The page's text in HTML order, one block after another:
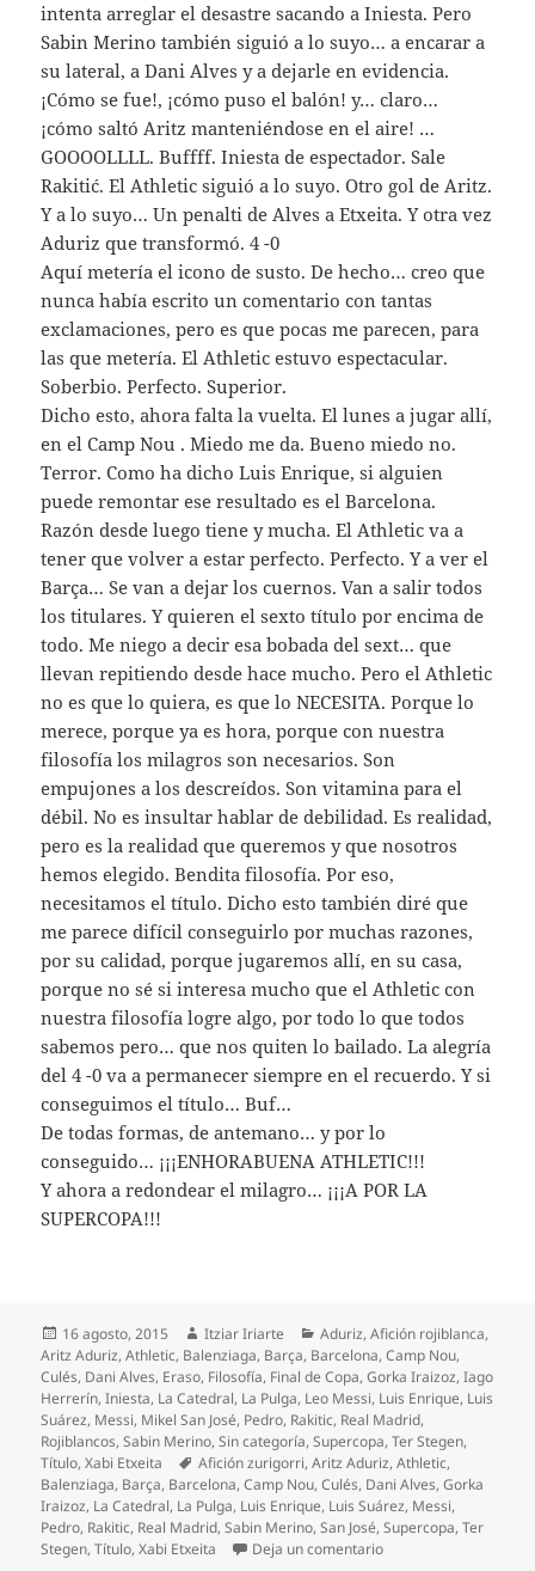
intenta arreglar el desastre sacando a Iniesta. Pero
Sabin Merino también siguió a lo suyo… a encarar a
su lateral, a Dani Alves y a dejarle en evidencia.
¡Cómo se fue!, ¡cómo puso el balón! y… claro…
¡cómo saltó Aritz manteniéndose en el aire! …
GOOOOLLLL. Buffff. Iniesta de espectador. Sale
Rakitić. El Athletic siguió a lo suyo. Otro gol de Aritz.
Y a lo suyo… Un penalti de Alves a Etxeita. Y otra vez
Aduriz que transformó. 4 -0
Aquí metería el icono de susto. De hecho… creo que
nunca había escrito un comentario con tantas
exclamaciones, pero es que pocas me parecen, para
las que metería. El Athletic estuvo espectacular.
Soberbio. Perfecto. Superior.
Dicho esto, ahora falta la vuelta. El lunes a jugar allí,
en el Camp Nou . Miedo me da. Bueno miedo no.
Terror. Como ha dicho Luis Enrique, si alguien
puede remontar ese resultado es el Barcelona.
Razón desde luego tiene y mucha. El Athletic va a
tener que volver a estar perfecto. Perfecto. Y a ver el
Barça… Se van a dejar los cuernos. Van a salir todos
los titulares. Y quieren el sexto título por encima de
todo. Me niego a decir esa bobada del sext… que
llevan repitiendo desde hace mucho. Pero el Athletic
no es que lo quiera, es que lo NECESITA. Porque lo
merece, porque ya es hora, porque con nuestra
filosofía los milagros son necesarios. Son
empujones a los descreídos. Son vitamina para el
débil. No es insultar hablar de debilidad. Es realidad,
pero es la realidad que queremos y que nosotros
hemos elegido. Bendita filosofía. Por eso,
necesitamos el título. Dicho esto también diré que
me parece difícil conseguirlo por muchas razones,
por su calidad, porque jugaremos allí, en su casa,
porque no sé si interesa mucho que el Athletic con
nuestra filosofía logre algo, por todo lo que todos
sabemos pero… que nos quiten lo bailado. La alegría
del 4 -0 va a permanecer siempre en el recuerdo. Y si
conseguimos el título… Buf…
De todas formas, de antemano… y por lo
conseguido… ¡¡¡ENHORABUENA ATHLETIC!!!
Y ahora a redondear el milagro… ¡¡¡A POR LA
SUPERCOPA!!!
Publicado
el
16 agosto, 2015 Autor
Itziar Iriarte Categorías
Aduriz,Afición rojiblanca,
Aritz Aduriz,Athletic, Balenziaga, Barça, Barcelona,Camp Nou,
Culés, Dani Alves, Eraso, Filosofía, Final de Copa,Gorka Iraizoz,Iago
Herrerín,Iniesta, La Catedral, La Pulga, Leo Messi, Luis Enrique, Luis
Suárez, Messi, Mikel San José, Pedro, Rakitic, Real Madrid,
Rojiblancos,Sabin Merino,Sin categoría,Supercopa,Ter Stegen,
Título,Xabi Etxeita Etiquetas
Afición zurigorri,Aritz Aduriz,Athletic,
Balenziaga, Barça, Barcelona,Camp Nou,Culés, Dani Alves,Gorka
Iraizoz, La Catedral, La Pulga, Luis Enrique, Luis Suárez, Messi,
Pedro, Rakitic, Real Madrid,Sabin Merino,San José,Supercopa,Ter
Stegen,Título,Xabi Etxeita Deja un comentarioen El Athletic pulveriza